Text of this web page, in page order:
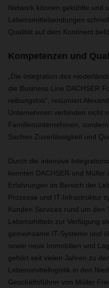
Network können gekühlte und
Lebensmittelsendungen
Qualität auf dem Kontinent
Kompetenzen und
„Die Integration des
die Business Line DACHSER
reibungslos“, resümiert
Unternehmen verbinden nicht
Familienunternehmen,
Sachen Zuverlässigkeit und
Durch die intensive
konnten DACHSER und Müller
Erfahrungen im Bereich der
Prozesse und IT-Infrastruktur
Kunden Services rund um den
Lebensmitteln zur Verfügung
gemeinsame IT-Systeme und
sowie neue Immobilien und
gehört seit vielen Jahren zu
Lebensmittellogistik in den
Geschäftsführer von Müller